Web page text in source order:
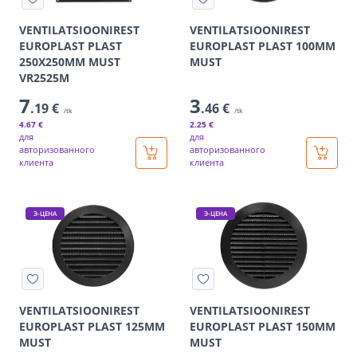
VENTILATSIOONIREST
EUROPLAST PLAST
250X250MM MUST
VR2525M
7.19 € /tk
4.67 €
для
авторизованного
клиента
VENTILATSIOONIREST
EUROPLAST PLAST 100MM
MUST
3.46 € /tk
2.25 €
для
авторизованного
клиента
Э-ЦЕНА
VENTILATSIOONIREST
EUROPLAST PLAST 125MM
MUST
Э-ЦЕНА
VENTILATSIOONIREST
EUROPLAST PLAST 150MM
MUST